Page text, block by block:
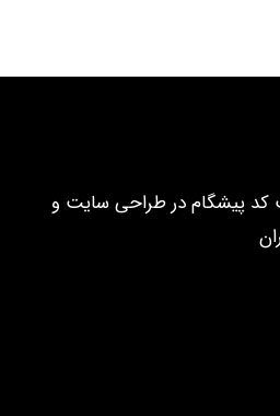
پیشگام در طراحی سایت و